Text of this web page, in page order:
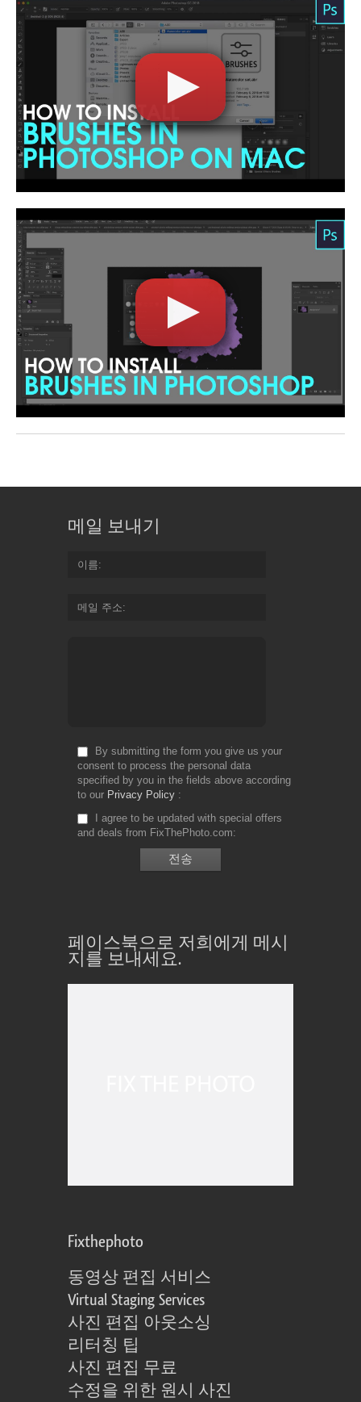
메일 보내기
이름
메일 주소
By submitting the form you give us your
consent to process the personal data
specified by you in the fields above according
to our Privacy Policy
I agree to be updated with special offers
and deals from FixThePhoto.com
페이스북으로 저희에게 메시
지를 보내세요.
Fixthephoto
동영상 편집 서비스
Virtual Staging Services
사진 편집 아웃소싱
리터칭 팁
사진 편집 무료
수정을 위한 원시 사진